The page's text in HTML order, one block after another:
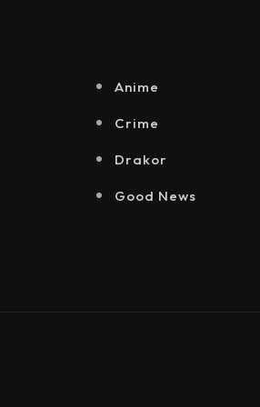
Anime
Crime
Drakor
Good News